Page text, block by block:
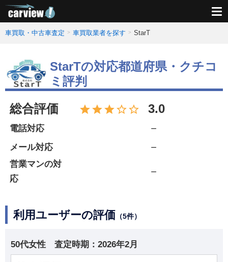
車買取・中古車査定 車買取業者を探す StarT
StarTの対応都道府県・クチコ
ミ評判
総合評価 3.0
電話対応 －
メール対応 －
営業マンの対
応
－
利用ユーザーの評価 （5件）
50代女性 査定時期： 2026年2月